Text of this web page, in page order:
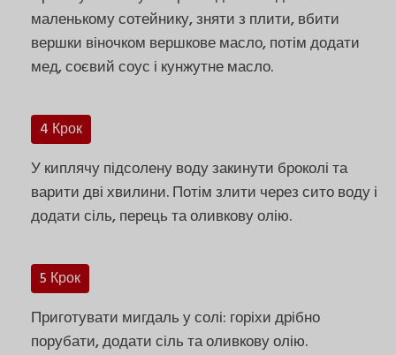
маленькому сотейнику, зняти з плити, вбити
вершки віночком вершкове масло, потім додати
мед, соєвий соус і кунжутне масло.
4 Крок
У киплячу підсолену воду закинути броколі та
варити дві хвилини. Потім злити через сито воду і
додати сіль, перець та оливкову олію.
5 Крок
Приготувати мигдаль у солі: горіхи дрібно
порубати, додати сіль та оливкову олію.